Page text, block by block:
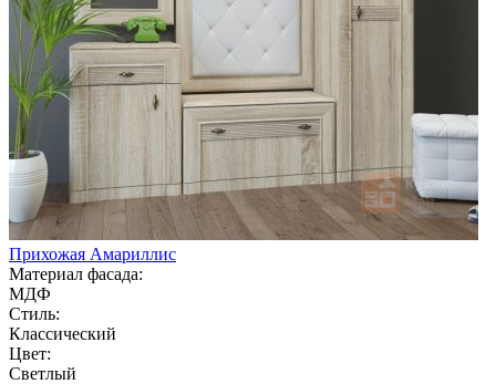
Прихожая Амариллис
Материал фасада:
МДФ
Стиль:
Классический
Цвет:
Светлый